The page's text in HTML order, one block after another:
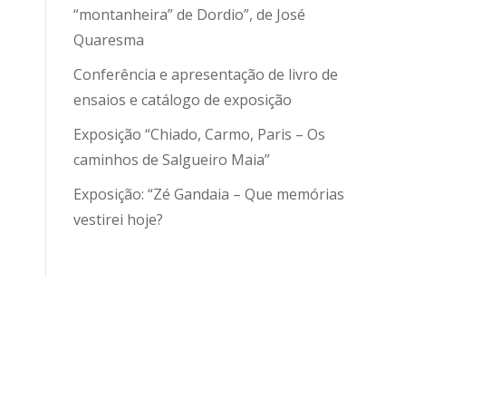
“montanheira” de Dordio”, de José
Quaresma
Conferência e apresentação de livro de
ensaios e catálogo de exposição
Exposição “Chiado, Carmo, Paris – Os
caminhos de Salgueiro Maia”
Exposição: “Zé Gandaia – Que memórias
vestirei hoje?